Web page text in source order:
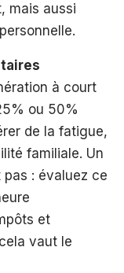
mais aussi
à court
ou 50%
de la fatigue,
familiale. Un
: évaluez ce
et
vaut le